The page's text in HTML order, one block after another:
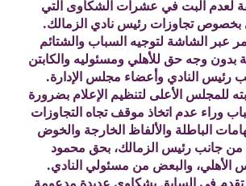
لعدم البت في عشرات الشكاوى التي
بخصوص تجاوزات رئيس نادي الزمالك.
عبر الشاشة لتوجيه السباب والشتائم
بدون وجه حق للأهلي ومسئوليه والكابتن
رئيس النادي وأعضاء مجلس الإدارة.
للمجلس الأعلى لتنظيم الإعلام بضرورة
وراء عدم اتخاذ موقف تجاه التجاوزات
الباطلة والألفاظ الخارجة والخوض
جانب رئيس الزمالك، بحق محمود
الأهلي، والبعض من مسئولي النادي.
تقدم في السابق بشكاوى عديدة مدعومة